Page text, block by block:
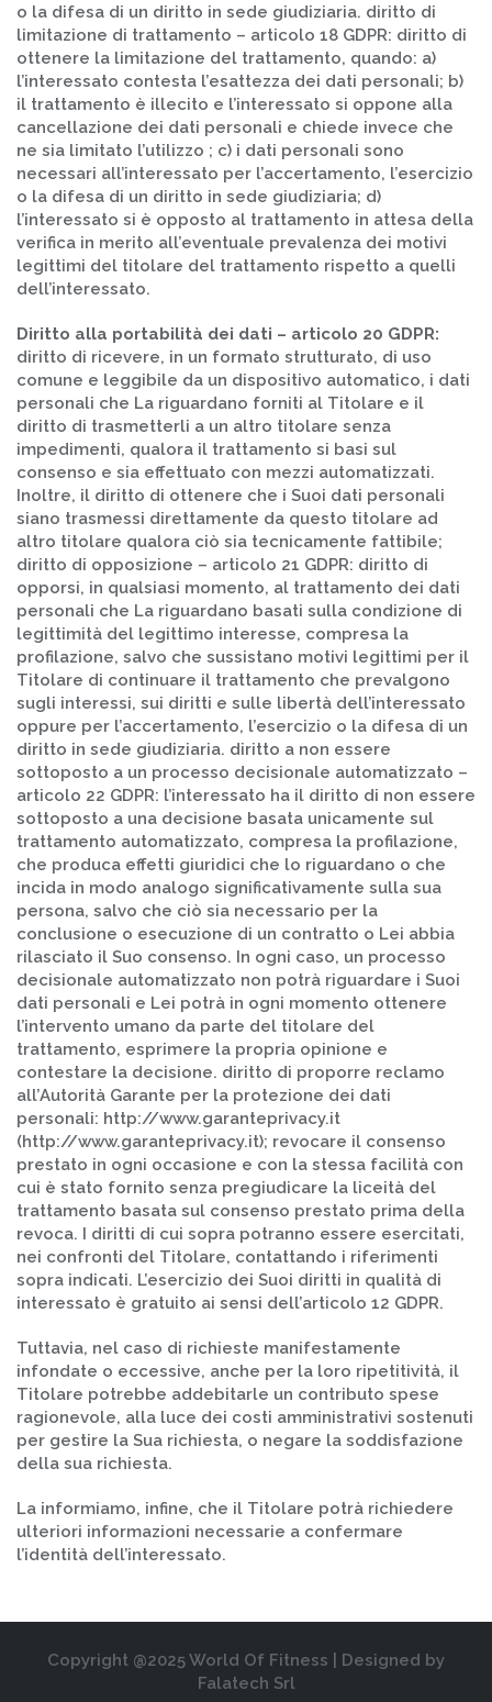
o la difesa di un diritto in sede giudiziaria. diritto di
limitazione di trattamento – articolo 18 GDPR: diritto di
ottenere la limitazione del trattamento, quando: a)
l’interessato contesta l’esattezza dei dati personali; b)
il trattamento è illecito e l’interessato si oppone alla
cancellazione dei dati personali e chiede invece che
ne sia limitato l’utilizzo ; c) i dati personali sono
necessari all’interessato per l’accertamento, l’esercizio
o la difesa di un diritto in sede giudiziaria; d)
l’interessato si è opposto al trattamento in attesa della
verifica in merito all’eventuale prevalenza dei motivi
legittimi del titolare del trattamento rispetto a quelli
dell’interessato.
Diritto alla portabilità dei dati – articolo 20 GDPR:
diritto di ricevere, in un formato strutturato, di uso
comune e leggibile da un dispositivo automatico, i dati
personali che La riguardano forniti al Titolare e il
diritto di trasmetterli a un altro titolare senza
impedimenti, qualora il trattamento si basi sul
consenso e sia effettuato con mezzi automatizzati.
Inoltre, il diritto di ottenere che i Suoi dati personali
siano trasmessi direttamente da questo titolare ad
altro titolare qualora ciò sia tecnicamente fattibile;
diritto di opposizione – articolo 21 GDPR: diritto di
opporsi, in qualsiasi momento, al trattamento dei dati
personali che La riguardano basati sulla condizione di
legittimità del legittimo interesse, compresa la
profilazione, salvo che sussistano motivi legittimi per il
Titolare di continuare il trattamento che prevalgono
sugli interessi, sui diritti e sulle libertà dell’interessato
oppure per l’accertamento, l’esercizio o la difesa di un
diritto in sede giudiziaria. diritto a non essere
sottoposto a un processo decisionale automatizzato –
articolo 22 GDPR: l’interessato ha il diritto di non essere
sottoposto a una decisione basata unicamente sul
trattamento automatizzato, compresa la profilazione,
che produca effetti giuridici che lo riguardano o che
incida in modo analogo significativamente sulla sua
persona, salvo che ciò sia necessario per la
conclusione o esecuzione di un contratto o Lei abbia
rilasciato il Suo consenso. In ogni caso, un processo
decisionale automatizzato non potrà riguardare i Suoi
dati personali e Lei potrà in ogni momento ottenere
l’intervento umano da parte del titolare del
trattamento, esprimere la propria opinione e
contestare la decisione. diritto di proporre reclamo
all’Autorità Garante per la protezione dei dati
personali: http://www.garanteprivacy.it
(http://www.garanteprivacy.it); revocare il consenso
prestato in ogni occasione e con la stessa facilità con
cui è stato fornito senza pregiudicare la liceità del
trattamento basata sul consenso prestato prima della
revoca. I diritti di cui sopra potranno essere esercitati,
nei confronti del Titolare, contattando i riferimenti
sopra indicati. L’esercizio dei Suoi diritti in qualità di
interessato è gratuito ai sensi dell’articolo 12 GDPR.
Tuttavia, nel caso di richieste manifestamente
infondate o eccessive, anche per la loro ripetitività, il
Titolare potrebbe addebitarle un contributo spese
ragionevole, alla luce dei costi amministrativi sostenuti
per gestire la Sua richiesta, o negare la soddisfazione
della sua richiesta.
La informiamo, infine, che il Titolare potrà richiedere
ulteriori informazioni necessarie a confermare
l’identità dell’interessato.
Copyright @2025 World Of Fitness | Designed by
Falatech Srl